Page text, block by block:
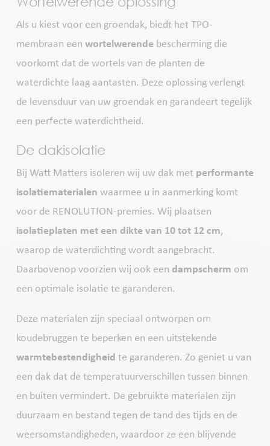
Als u kiest voor een groendak, biedt het TPO-
membraan een wortelwerende bescherming die
voorkomt dat de wortels van de planten de
waterdichte laag aantasten. Deze oplossing verlengt
de levensduur van uw groendak en garandeert tegelijk
een perfecte waterdichtheid.
De dakisolatie
Bij Watt Matters isoleren wij uw dak met performante
isolatiematerialen waarmee u in aanmerking komt
voor de RENOLUTION-premies. Wij plaatsen
isolatieplaten met een dikte van 10 tot 12 cm,
waarop de waterdichting wordt aangebracht.
Daarbovenop voorzien wij ook een dampscherm om
een optimale isolatie te garanderen.
Deze materialen zijn speciaal ontworpen om
koudebruggen te beperken en een uitstekende
warmtebestendigheid te garanderen. Zo geniet u van
een dak dat de temperatuurverschillen tussen binnen
en buiten vermindert. De gebruikte materialen zijn
duurzaam en bestand tegen de tand des tijds en de
weersomstandigheden, waardoor ze een blijvende